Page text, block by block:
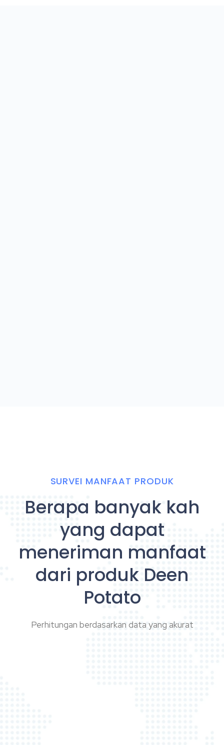
SURVEI MANFAAT PRODUK
Berapa banyak kah
yang dapat
meneriman manfaat
dari produk Deen
Potato
Perhitungan berdasarkan data yang akurat